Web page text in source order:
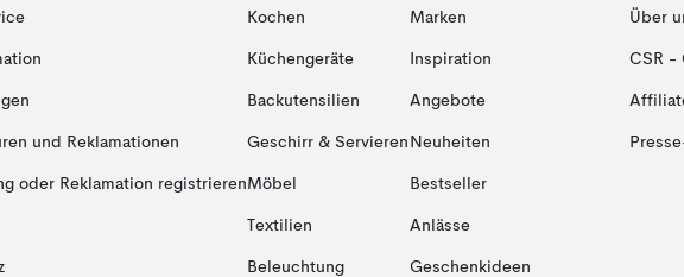
und Reklamationen
oder Reklamation registrieren
Kochen
Küchengeräte
Backutensilien
Geschirr & Servieren
Möbel
Textilien
Beleuchtung
Marken
Inspiration
Angebote
Neuheiten
Bestseller
Anlässe
Geschenkideen
Über
CSR -